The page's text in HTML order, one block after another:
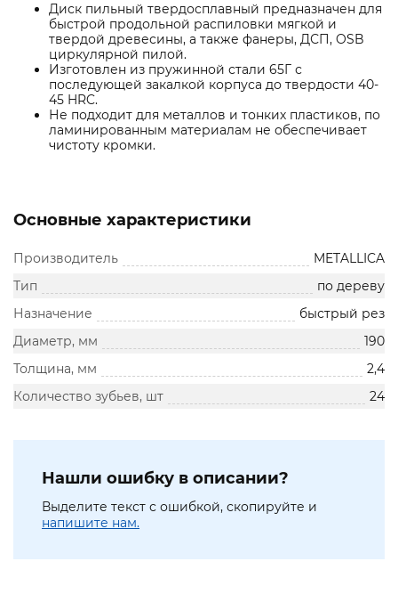
Диск пильный твердосплавный предназначен для
быстрой продольной распиловки мягкой и
твердой древесины, а также фанеры, ДСП, OSB
циркулярной пилой.
Изготовлен из пружинной стали 65Г с
последующей закалкой корпуса до твердости 40-
45 HRC.
Не подходит для металлов и тонких пластиков, по
ламинированным материалам не обеспечивает
чистоту кромки.
Основные характеристики
Производитель
METALLICA
Тип
по дереву
Назначение
быстрый рез
Диаметр, мм
190
Толщина, мм
2,4
Количество зубьев, шт
24
Нашли ошибку в описании?
Выделите текст с ошибкой, скопируйте и
напишите нам.